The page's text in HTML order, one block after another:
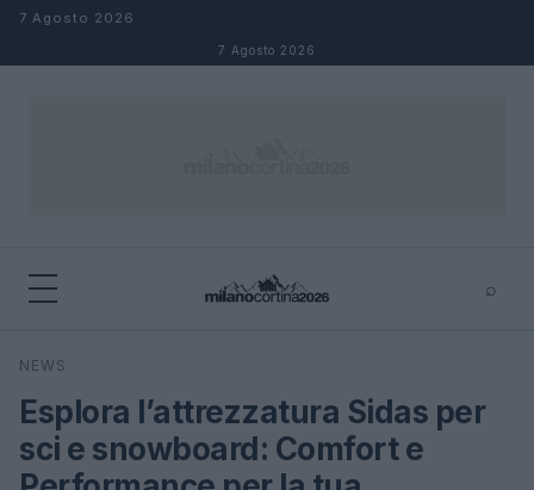
Salta al contenuto
7 Agosto 2026
7 Agosto 2026
⌕
Cerca
NEWS
Esplora l’attrezzatura Sidas per
sci e snowboard: Comfort e